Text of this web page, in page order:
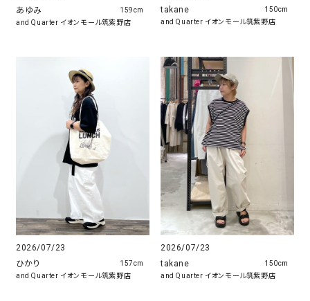
あゆみ
and Quarter イオンモール筑紫野店
159cm
takane
and Quarter イオンモール筑紫野店
150cm
2026/07/23
ひかり
and Quarter イオンモール筑紫野店
157cm
2026/07/23
takane
and Quarter イオンモール筑紫野店
150cm